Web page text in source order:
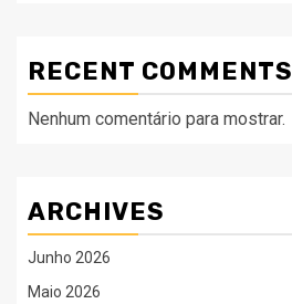
RECENT COMMENTS
Nenhum comentário para mostrar.
ARCHIVES
Junho 2026
Maio 2026